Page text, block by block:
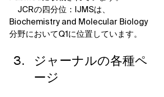
JCRの四分位：IJMSは、
Biochemistry and Molecular Biology
分野においてQ1に位置しています。
ジャーナルの各種ペ
ージ